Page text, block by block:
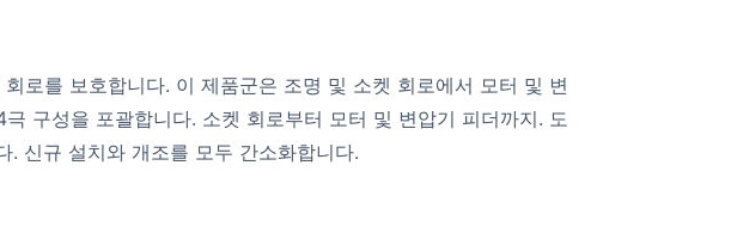
로를 보호합니다. 이 제품군은 조명 및 소켓 회로에서 모터 및 변
구성을 포괄합니다. 소켓 회로부터 모터 및 변압기 피더까지. 도
신규 설치와 개조를 모두 간소화합니다.